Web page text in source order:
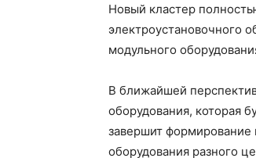
Новый кластер
электроустановочного
модульного
В ближайшей
оборудования, которая
завершит формирование
оборудования разного